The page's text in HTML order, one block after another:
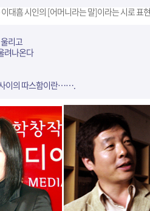
대흠 시인의 [어머니라는 말]이라는 시로 표
리고
려나온다
사이의 따스함이란…….